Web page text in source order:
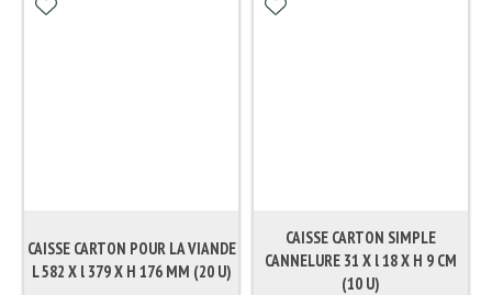
CAISSE CARTON POUR LA VIANDE
L 582 X l 379 X H 176 MM (20 U)
CAISSE CARTON SIMPLE
CANNELURE 31 X l 18 X H 9 CM
(10 U)